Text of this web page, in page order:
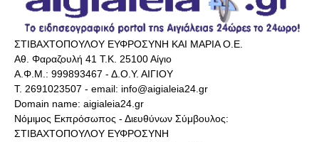
ΣΤΙΒΑΧΤΟΠΟΥΛΟΥ ΕΥΦΡΟΣΥΝΗ ΚΑΙ ΜΑΡΙΑ Ο.Ε.
Αθ. Φαραζουλή 41 Τ.Κ. 25100 Αίγιο
Α.Φ.Μ.: 999893467 - Δ.Ο.Υ. ΑΙΓΙΟΥ
Τ. 2691023507 - email: info@aigialeia24.gr
Domain name: aigialeia24.gr
Νόμιμος Εκπρόσωπος - Διευθύνων Σύμβουλος:
ΣΤΙΒΑΧΤΟΠΟΥΛΟΥ ΕΥΦΡΟΣΥΝΗ